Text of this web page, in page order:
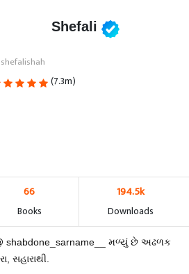
Shefali
(7.3m)
66
Books
194.5k
Downloads
shabdone_sarname__ મળ્યું છે અઢળક
સહારાથી.